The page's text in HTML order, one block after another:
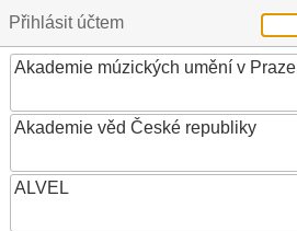
Přihlásit účtem
Akademie múzických umění v Praze
Akademie věd České republiky
ALVEL